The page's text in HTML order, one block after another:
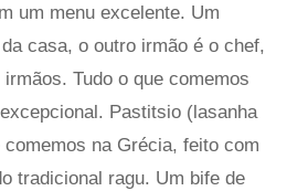
um menu excelente. Um
casa, o outro irmão é o chef,
Tudo o que comemos
Pastitsio (lasanha
na Grécia, feito com
tradicional ragu. Um bife de